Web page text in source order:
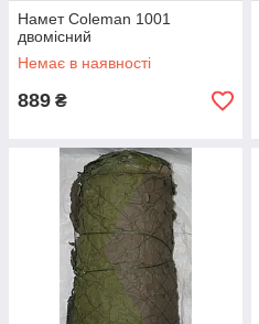
Намет Coleman 1001
двомісний
Немає в наявності
889 ₴